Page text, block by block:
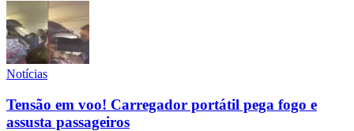
Notícias
Tensão em voo! Carregador portátil pega fogo e
assusta passageiros